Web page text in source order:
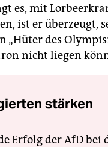
es, mit
ist er überzeugt,
„Hüter des
nicht liegen
stärken
Erfolg der AfD bei